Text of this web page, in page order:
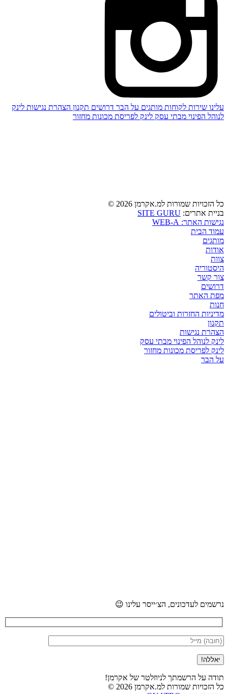
עלינו שירות לקוחות מותגים על הבר דרושים תקנון הצהרת נגישות לינק
לנוהל הפינוי מבתי עסק לינק לפריסת מכונות מחזור
כל הזכויות שמורות למ.אקרמן 2026 ©
בניית אתרים: SITE GURU
נגישות האתר: WEB-A
עמוד הבית
מותגים
אודות
צוות
היסטוריה
צור קשר
דרושים
מפת האתר
חנות
מדיניות החזרות וביטולים
תקנון
הצהרת נגישות
לינק לנוהל הפינוי מבתי עסק
לינק לפריסת מכונות מחזור
על הבר
נרשמים לעדכונים, הצ׳ייסר עלינו 😉
תודה על הרשמתך לניוזלטר של אקרמן!
כל הזכויות שמורות למ.אקרמן 2026 ©